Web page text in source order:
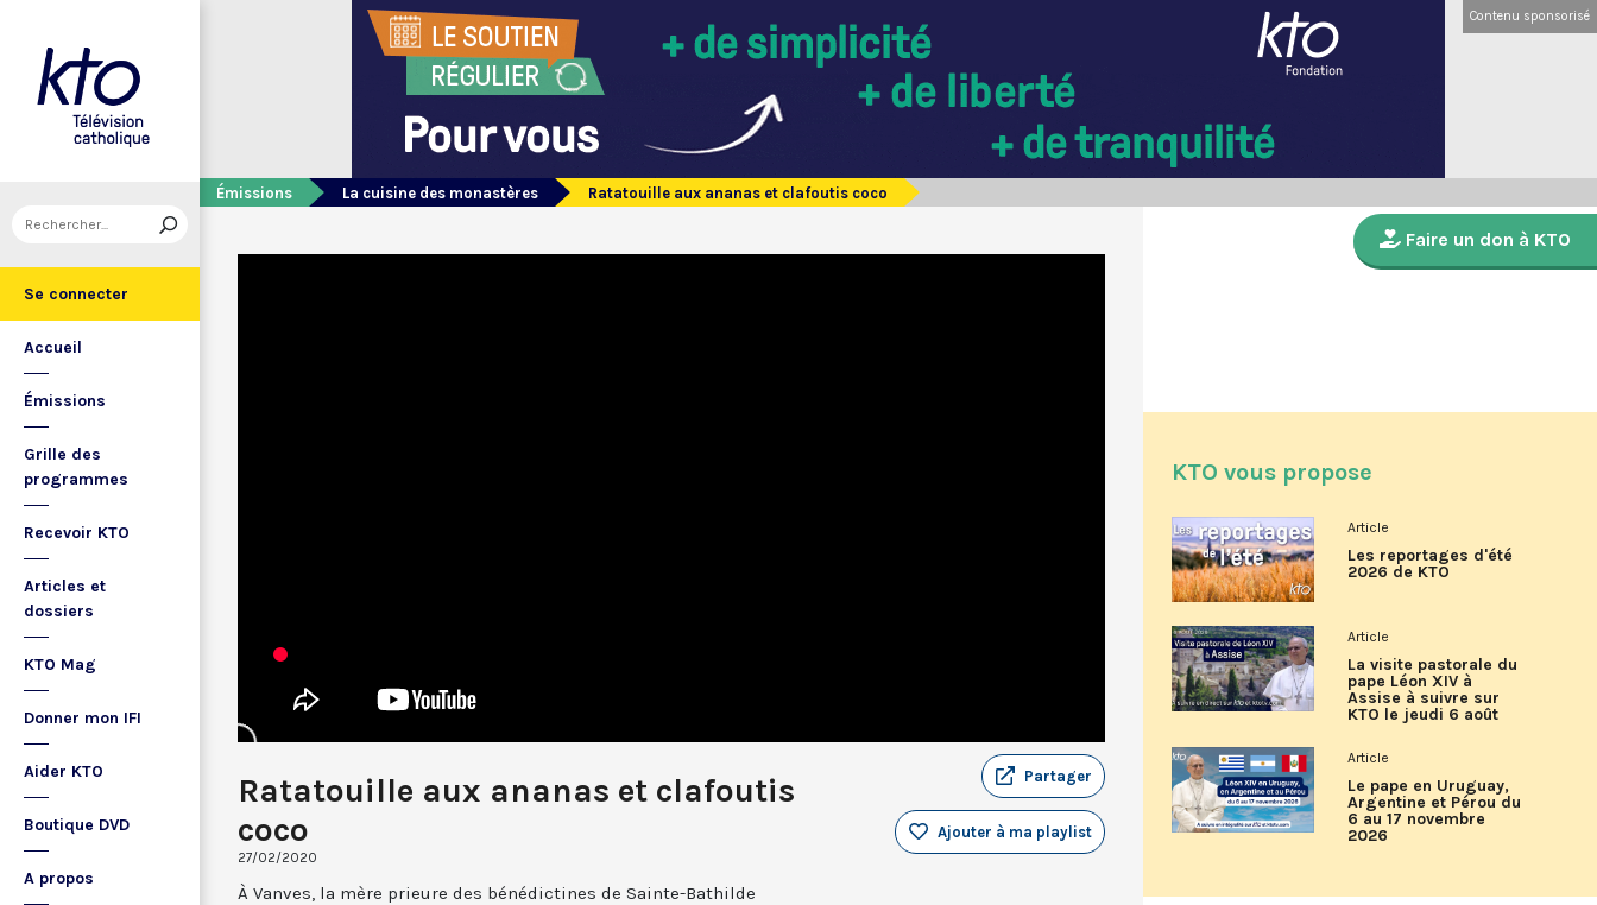
Se connecter
Accueil
Émissions
Grille des
programmes
Recevoir KTO
Articles et
dossiers
KTO Mag
Donner mon IFI
Aider KTO
Boutique DVD
A propos
Contenu sponsorisé
Émissions La cuisine des monastères Ratatouille aux ananas et clafoutis coco
Ratatouille aux ananas et clafoutis
coco
27/02/2020
Partager
Ajouter à ma playlist
À Vanves, la mère prieure des bénédictines de Sainte-Bathilde
Faire un don à KTO
KTO vous propose
Article
Les reportages d'été
2026 de KTO
Article
La visite pastorale du
pape Léon XIV à
Assise à suivre sur
KTO le jeudi 6 août
Article
Le pape en Uruguay,
Argentine et Pérou du
6 au 17 novembre
2026